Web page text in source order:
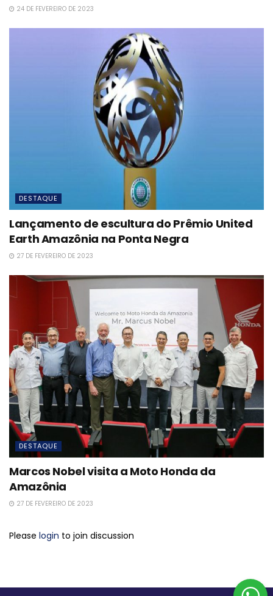
24 DE FEVEREIRO DE 2023
DESTAQUE
Lançamento de escultura do Prêmio United
Earth Amazônia na Ponta Negra
27 DE FEVEREIRO DE 2023
DESTAQUE
Marcos Nobel visita a Moto Honda da
Amazônia
27 DE FEVEREIRO DE 2023
Please login to join discussion